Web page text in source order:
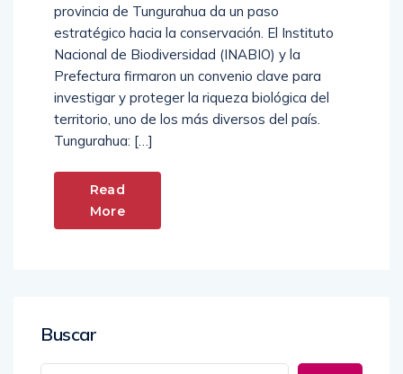
provincia de Tungurahua da un paso
estratégico hacia la conservación. El Instituto
Nacional de Biodiversidad (INABIO) y la
Prefectura firmaron un convenio clave para
investigar y proteger la riqueza biológica del
territorio, uno de los más diversos del país.
Tungurahua: […]
Read
More
Buscar